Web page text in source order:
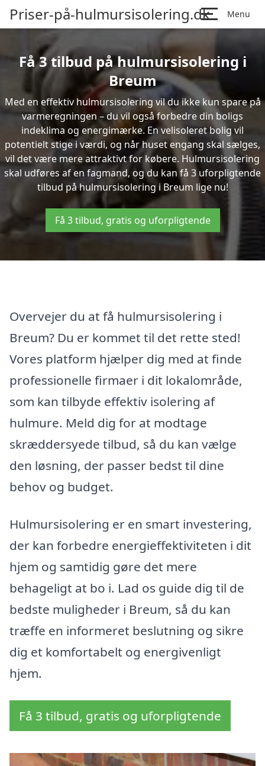
Priser-på-hulmursisolering.dk Menu
Få 3 tilbud på hulmursisolering i
Breum
Med en effektiv hulmursisolering vil du ikke kun spare på
varmeregningen – du vil også forbedre din boligs
indeklima og energimærke. En velisoleret bolig vil
potentielt stige i værdi, og når huset engang skal sælges,
vil det være mere attraktivt for købere. Hulmursisolering
skal udføres af en fagmand, og du kan få 3 uforpligtende
tilbud på hulmursisolering i Breum lige nu!
Få 3 tilbud, gratis og uforpligtende
Overvejer du at få hulmursisolering i
Breum? Du er kommet til det rette sted!
Vores platform hjælper dig med at finde
professionelle firmaer i dit lokalområde,
som kan tilbyde effektiv isolering af
hulmure. Meld dig for at modtage
skræddersyede tilbud, så du kan vælge
den løsning, der passer bedst til dine
behov og budget.
Hulmursisolering er en smart investering,
der kan forbedre energieffektiviteten i dit
hjem og samtidig gøre det mere
behageligt at bo i. Lad os guide dig til de
bedste muligheder i Breum, så du kan
træffe en informeret beslutning og sikre
dig et komfortabelt og energivenligt
hjem.
Få 3 tilbud, gratis og uforpligtende